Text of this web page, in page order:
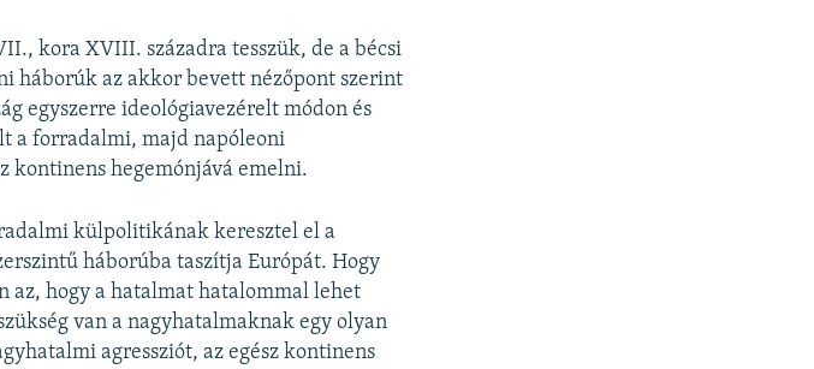
kora XVIII. századra tesszük, de a bécsi
háborúk az akkor bevett nézőpont szerint
egyszerre ideológiavezérelt módon és
a forradalmi, majd napóleoni
kontinens hegemónjává emelni.
külpolitikának keresztel el a
háborúba taszítja Európát. Hogy
az, hogy a hatalmat hatalommal lehet
van a nagyhatalmaknak egy olyan
agressziót, az egész kontinens